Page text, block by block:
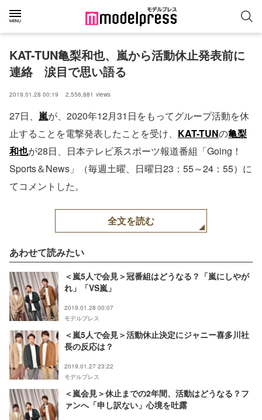
KAT-TUN亀梨和也、嵐から活動休止発表前に
連絡　涙目で思い語る
2019.01.28 00:19 2,556,881 views
27日、 嵐が、2020年12月31日をもってグループ活動を休
止することを電撃発表したことを受け、 KAT-TUNの亀梨
和也が28日、日本テレビ系スポーツ報道番組「Going！
Sports＆News」（毎週土曜、日曜日23：55～24：55）に
てコメントした。
全文を読む
あわせて読みたい
＜嵐5人で会見＞冠番組はどうなる？「嵐にしやが
れ」「VS嵐」
2019.01.28 00:07
モデルプレス
＜嵐5人で会見＞活動休止決定にジャニー喜多川社
長の反応は？
2019.01.27 23:22
モデルプレス
＜嵐会見＞休止までの2年間、活動はどうなる？フ
ァンへ「申し訳ない」心境を吐露